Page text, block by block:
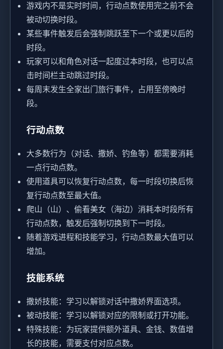
游戏内不是实时时间，行动点数使用完之前不会
被动切换时段。
某些事件触发后会强制跳跃至下一个或更以后的
时段。
玩家可以和角色对话一起度过本时段，也可以点
击时间栏主动跳过时段。
每周末发生全家出门旅行事件，占用至傍晚时
段。
行动点数
大多数行为（对话、撒娇、钓鱼等）都需要消耗
一点行动点数。
使用道具可以恢复行动点数，每一时段切换后恢
复行动点数至最大值。
爬山（山）、偷看美女（海边）消耗本时段所有
行动点数，触发后强制切换到下一时段。
随着游戏进程和技能学习，行动点数最大值可以
增加。
技能系统
撒娇技能：学习以解锁对话中撒娇界面选项。
被动技能：学习以解锁对应的限制或打开功能。
特殊技能：为玩家提供额外道具、金钱、数值增
长的技能，需要支付对应点数。